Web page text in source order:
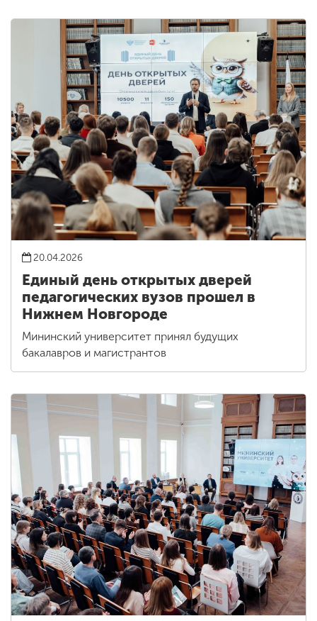
20.04.2026
Единый день открытых дверей
педагогических вузов прошел в
Нижнем Новгороде
Мининский университет принял будущих
бакалавров и магистрантов